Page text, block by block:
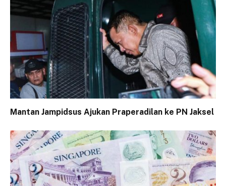
Mantan Jampidsus Ajukan Praperadilan ke PN Jaksel